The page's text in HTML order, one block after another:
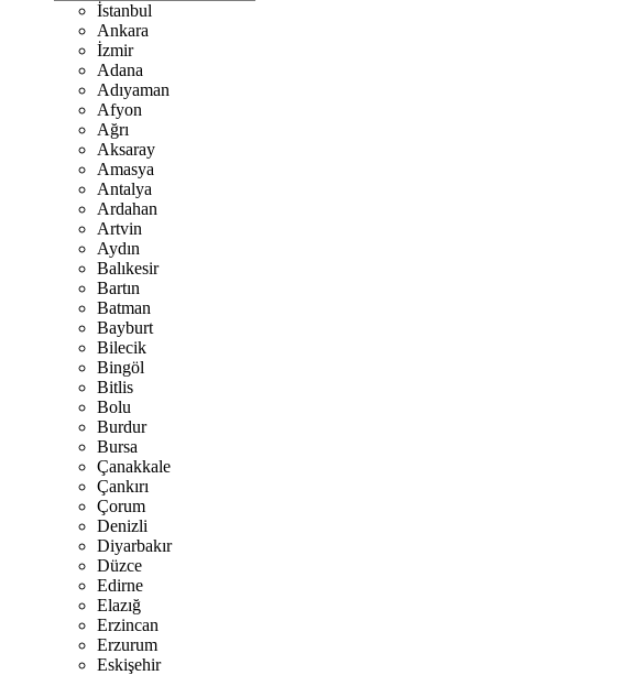
İstanbul
Ankara
İzmir
Adana
Adıyaman
Afyon
Ağrı
Aksaray
Amasya
Antalya
Ardahan
Artvin
Aydın
Balıkesir
Bartın
Batman
Bayburt
Bilecik
Bingöl
Bitlis
Bolu
Burdur
Bursa
Çanakkale
Çankırı
Çorum
Denizli
Diyarbakır
Düzce
Edirne
Elazığ
Erzincan
Erzurum
Eskişehir